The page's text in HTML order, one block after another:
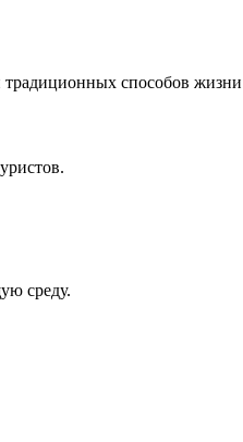
традиционных способов
среду.